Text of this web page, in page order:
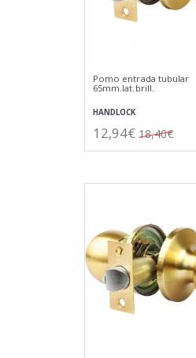
Pomo entrada tubular
65mm.lat.brill.
HANDLOCK
12,94€ 18,40€